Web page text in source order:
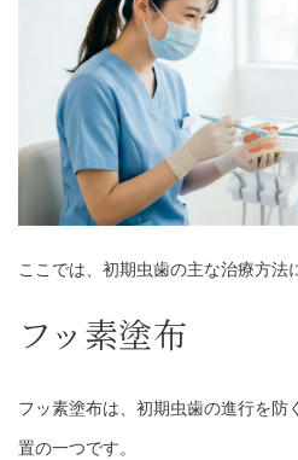
ここでは、初期虫歯の主な治療方法
フッ素塗布
フッ素塗布は、初期虫歯の進行を防
置の一つです。